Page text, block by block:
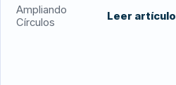
Ampliando
Círculos
Leer artículo